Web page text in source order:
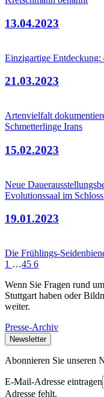
13.04.2023
Einzigartige
21.03.2023
Artenvielfalt
Schmetterlinge Irans
15.02.2023
Neue
Evolutionssaal im
19.01.2023
Die Frühlings-
1 …45 6
Wenn Sie Fragen rund
Stuttgart haben oder
weiter.
Presse-Archiv
Newsletter
Abonnieren Sie unseren
E-Mail-Adresse eintragen
Adresse fehlt.